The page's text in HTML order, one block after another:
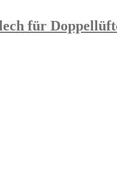
für